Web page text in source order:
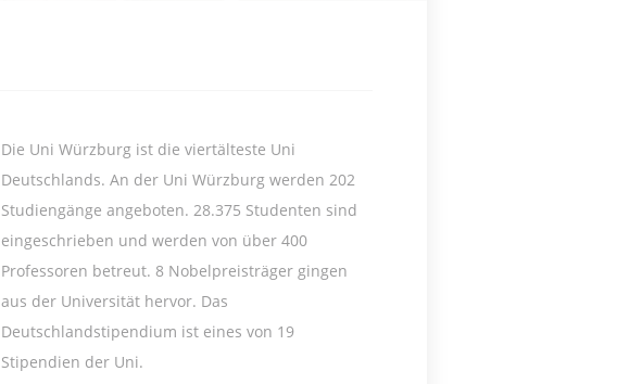
Die Uni Würzburg ist die viertälteste Uni
Deutschlands. An der Uni Würzburg werden 202
Studiengänge angeboten. 28.375 Studenten sind
eingeschrieben und werden von über 400
Professoren betreut. 8 Nobelpreisträger gingen
aus der Universität hervor. Das
Deutschlandstipendium ist eines von 19
Stipendien der Uni.